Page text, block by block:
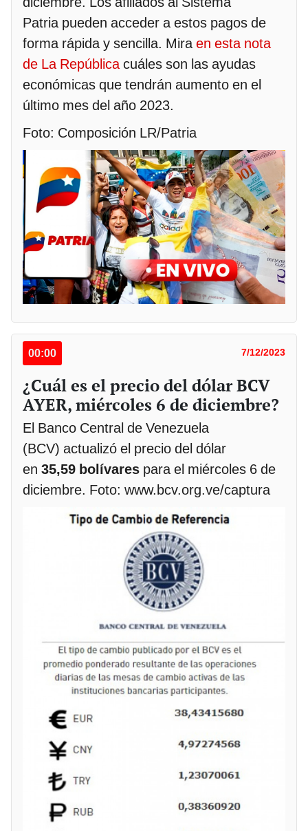
Patria pueden acceder a estos pagos de
forma rápida y sencilla. Mira en esta nota
de La República cuáles son las ayudas
económicas que tendrán aumento en el
último mes del año 2023.
Foto: Composición LR/Patria
00:00 7/12/2023
¿Cuál es el precio del dólar BCV
AYER, miércoles 6 de diciembre?
El Banco Central de Venezuela
(BCV) actualizó el precio del dólar
en 35,59 bolívares para el miércoles 6 de
diciembre. Foto: www.bcv.org.ve/captura